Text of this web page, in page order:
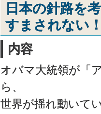
日本の針路を
すまされない
内容
オバマ大統領が「
ら、
世界が揺れ動いて